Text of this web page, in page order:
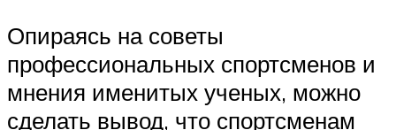
Опираясь на советы
профессиональных спортсменов и
мнения именитых ученых, можно
сделать вывод, что спортсменам